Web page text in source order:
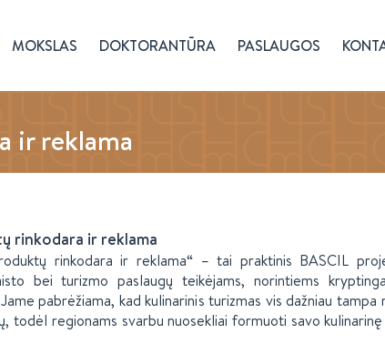
MOKSLAS DOKTORANTŪRA PASLAUGOS
ir reklama
rinkodara ir reklama
rinkodara ir reklama“ – tai praktinis BASCIL
bei turizmo paslaugų teikėjams, norintiems
pabrėžiama, kad kulinarinis turizmas vis dažniau
todėl regionams svarbu nuosekliai formuoti savo